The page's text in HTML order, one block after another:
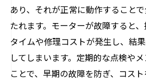
あり、それが正常に動作すること
たれます。モーターが故障すると
タイムや修理コストが発生し、結
してしまいます。定期的な点検や
ことで、早期の故障を防ぎ、コス